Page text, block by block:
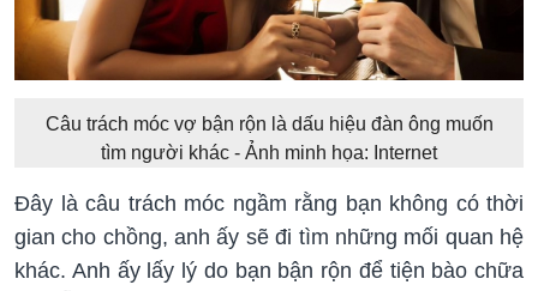
Câu trách móc vợ bận rộn là dấu hiệu đàn ông muốn
tìm người khác - Ảnh minh họa: Internet
Đây là câu trách móc ngầm rằng bạn không có thời
gian cho chồng, anh ấy sẽ đi tìm những mối quan hệ
khác. Anh ấy lấy lý do bạn bận rộn để tiện bào chữa